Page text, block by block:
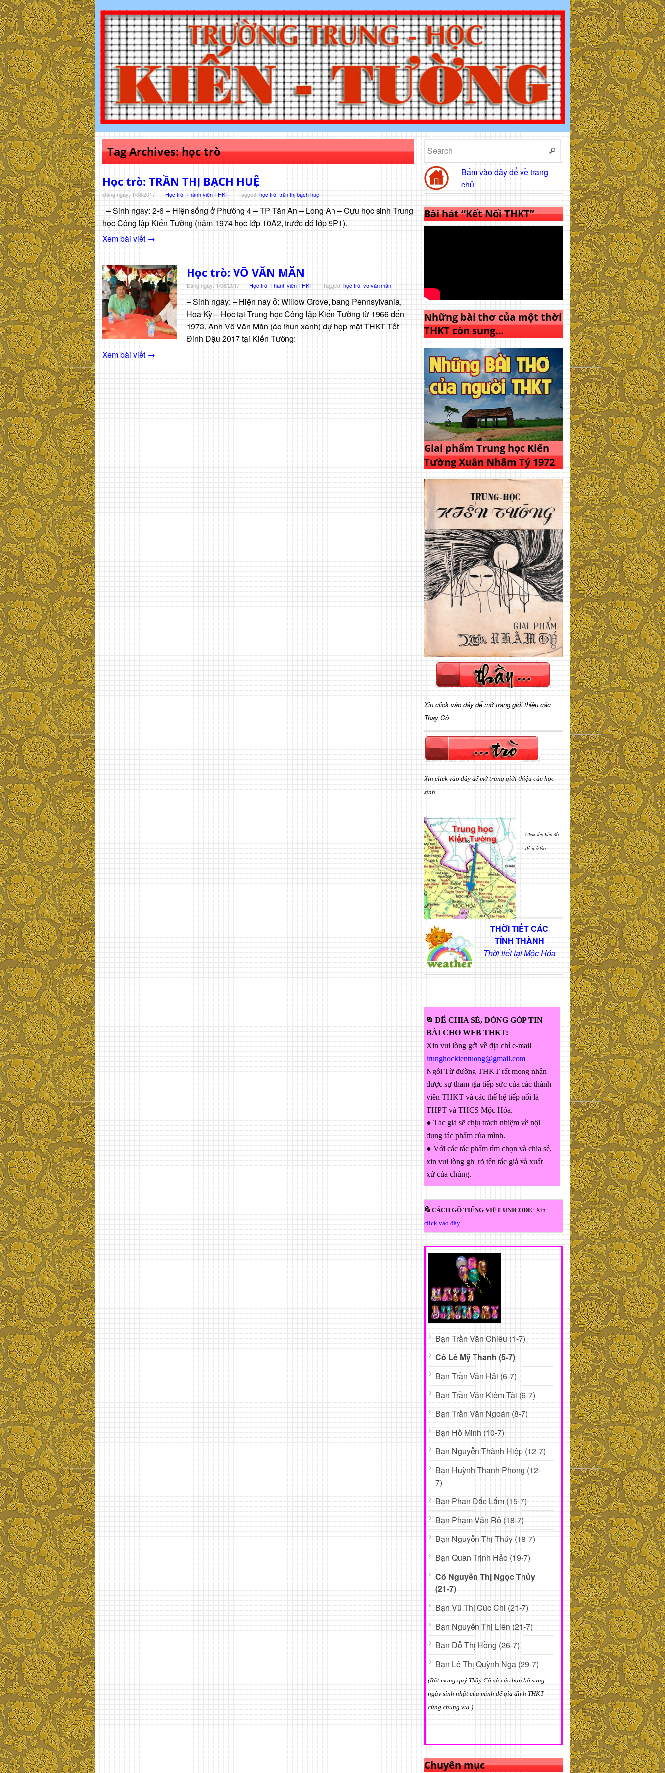
Tag Archives:học trò
Học trò: TRẦN THỊ BẠCH HUỆ
Đăng ngày: 1/08/2017 - Học trò Thành viên THKT - Tagged: học trò trần thị bạch huệ
– Sinh ngày: 2-6 – Hiện sống ở Phường 4 – TP Tân An – Long An – Cựu học sinh Trung
học Công lập Kiến Tường (năm 1974 học lớp 10A2, trước đó lớp 9P1).
Xem bài viết →
Học trò: VÕ VĂN MĂN
Đăng ngày: 1/08/2017 - Học trò, Thành viên THKT - Tagged: học trò võ văn măn
– Sinh ngày: – Hiện nay ở: Willow Grove, bang Pennsylvania,
Hoa Kỳ – Học tại Trung học Công lập Kiến Tường từ 1966 đến
1973. Anh Võ Văn Măn (áo thun xanh) dự họp mặt THKT Tết
Đinh Dậu 2017 tại Kiến Tường:
Xem bài viết →
Bấm vào đây để về trang
chủ
Bài hát “Kết Nối THKT”
Những bài thơ của một thời
THKT còn sung…
Giai phẩm Trung học Kiến
Tường Xuân Nhâm Tý 1972
Xin click vào đây để mở trang giới thiệu các
Thầy Cô
Xin click vào đây để mở trang giới thiệu các học
sinh
Click lên bản đồ
để mở lớn.
THỜI TIẾT CÁC
TỈNH THÀNH
Thời tiết tại Mộc Hóa
ĐỂ CHIA SẺ, ĐÓNG GÓP TIN
BÀI CHO WEB THKT:
Xin vui lòng gởi về địa chỉ e-mail
trunghockientuong@gmail.com
Ngôi Từ đường THKT rất mong nhận
được sự tham gia tiếp sức của các thành
viên THKT và các thế hệ tiếp nối là
THPT và THCS Mộc Hóa.
● Tác giả sẽ chịu trách nhiệm về nội
dung tác phẩm của mình.
● Với các tác phẩm tìm chọn và chia sẻ,
xin vui lòng ghi rõ tên tác giả và xuất
xứ của chúng.
CÁCH GÕ TIẾNG VIỆT UNICODE: Xin
click vào đây
Bạn Trần Văn Chiêu (1-7)
Cô Lê Mỹ Thanh (5-7)
Bạn Trần Văn Hải (6-7)
Bạn Trần Văn Kiêm Tài (6-7)
Bạn Trần Văn Ngoán (8-7)
Bạn Hồ Minh (10-7)
Bạn Nguyễn Thành Hiệp (12-7)
Bạn Huỳnh Thanh Phong (12-
7)
Bạn Phan Đắc Lắm (15-7)
Bạn Phạm Văn Rô (18-7)
Bạn Nguyễn Thị Thúy (18-7)
Bạn Quan Trịnh Hảo (19-7)
Cô Nguyễn Thị Ngọc Thủy
(21-7)
Bạn Vũ Thị Cúc Chi (21-7)
Bạn Nguyễn Thị Liên (21-7)
Bạn Đỗ Thị Hồng (26-7)
Bạn Lê Thị Quỳnh Nga (29-7)
(Rất mong quý Thầy Cô và các bạn bổ sung
ngày sinh nhật của mình để gia đình THKT
cùng chung vui.)
Chuyên mục